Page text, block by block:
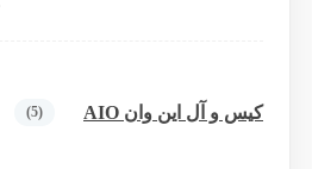
کیس و آل این وان AIO (5)